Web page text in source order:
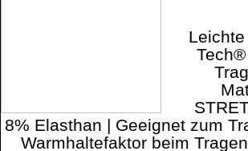
8% Elasthan | Geeignet zum
Warmhaltefaktor beim